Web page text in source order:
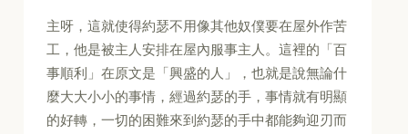
主呀，這就使得約瑟不用像其他奴僕要在屋外作苦
工，他是被主人安排在屋內服事主人。這裡的「百
事順利」在原文是「興盛的人」，也就是說無論什
麼大大小小的事情，經過約瑟的手，事情就有明顯
的好轉，一切的困難來到約瑟的手中都能夠迎刃而